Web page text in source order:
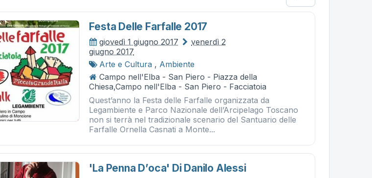
Festa Delle Farfalle 2017
giovedì 1 giugno 2017
venerdì 2
giugno 2017
Arte e Cultura , Ambiente
Campo nell'Elba - San Piero - Piazza della
Chiesa,Campo nell'Elba - San Piero - Facciatoia
Quest’anno la Festa delle Farfalle organizzata da
Legambiente e Parco Nazionale dell’Arcipelago Toscano
non si terrà nel tradizionale scenario del Santuario delle
Farfalle Ornella Casnati a Monte...
'la Penna D’oca' Di Danilo Alessi